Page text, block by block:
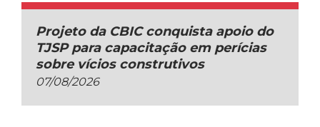
Projeto da CBIC conquista apoio do
TJSP para capacitação em perícias
sobre vícios construtivos
07/08/2026